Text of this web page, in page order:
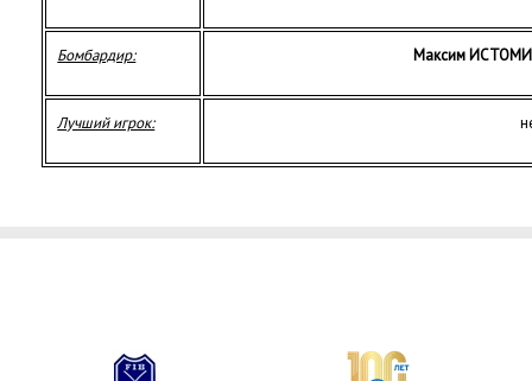
Бомбардир: Максим
Лучший игрок: